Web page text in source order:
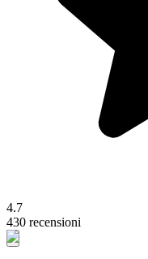
4.7
430 recensioni